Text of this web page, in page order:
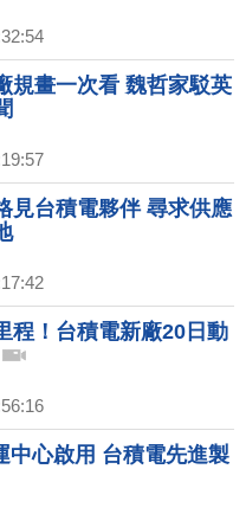
規畫一次看 魏哲家駁英
見台積電夥伴 尋求供應
程！台積電新廠20日動
中心啟用 台積電先進製